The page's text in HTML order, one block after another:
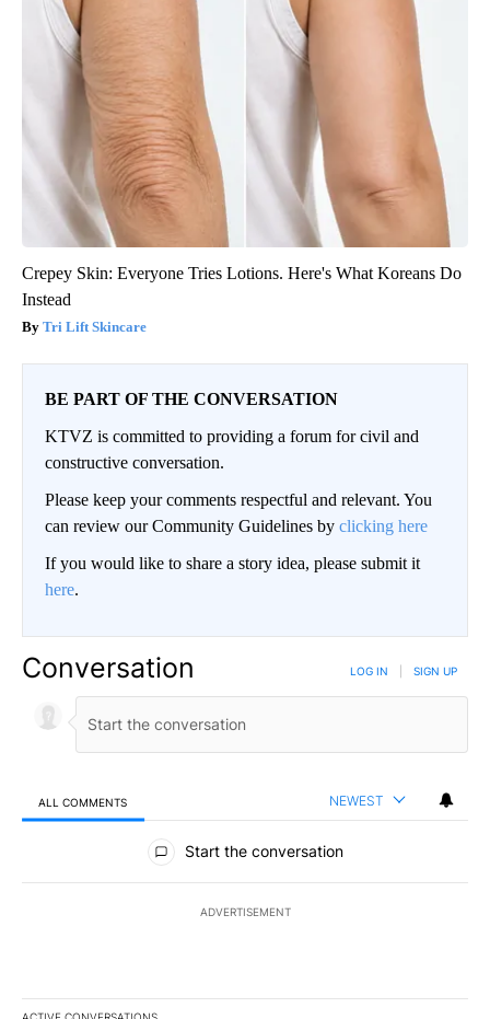
Crepey Skin: Everyone Tries Lotions. Here's What Koreans Do
Instead
Tri Lift Skincare
BE PART OF THE CONVERSATION
KTVZ is committed to providing a forum for civil and
constructive conversation.
Please keep your comments respectful and relevant. You
can review our Community Guidelines by clicking here
If you would like to share a story idea, please submit it
here.
Conversation LOG IN SIGN UP
ALL COMMENTS NEWEST
All Comments
Start the conversation
ADVERTISEMENT